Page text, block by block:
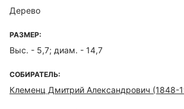
Дерево
РАЗМЕР:
Выс. - 5,7; диам. - 14,7
СОБИРАТЕЛЬ:
Клеменц Дмитрий Александрович (1848-